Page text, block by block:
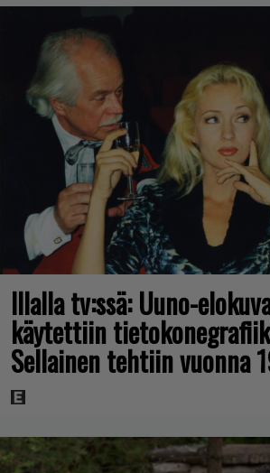
Illalla tv:ssä: Uuno-
käytettiin
Sellainen tehtiin vuonna